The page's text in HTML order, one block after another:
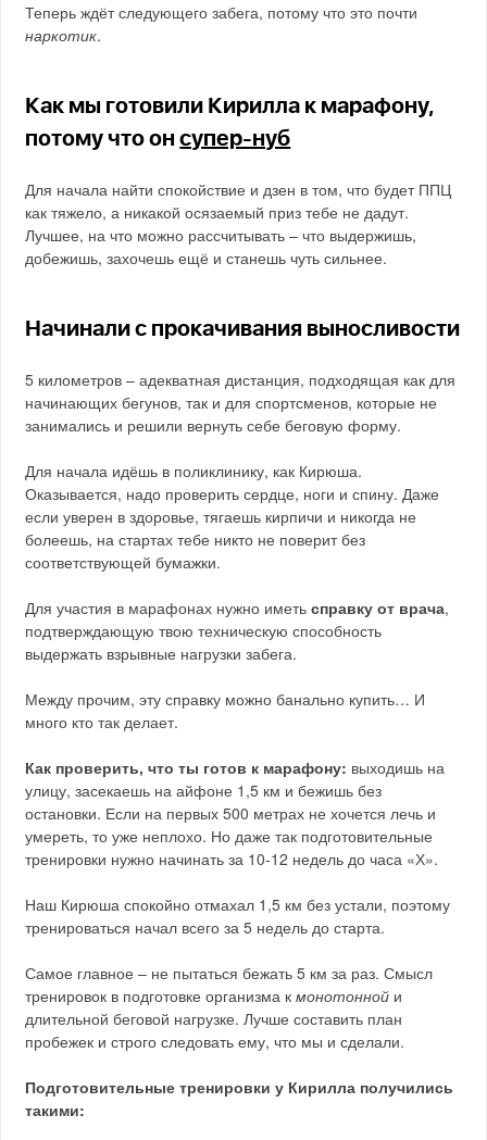
Теперь ждёт следующего забега, потому что это почти
наркотик.
Как мы готовили Кирилла к марафону,
потому что онсупер-нуб
Для начала найти спокойствие и дзен в том, что будет ППЦ
как тяжело, а никакой осязаемый приз тебе не дадут.
Лучшее, на что можно рассчитывать – что выдержишь,
добежишь, захочешь ещё и станешь чуть сильнее.
Начинали с прокачивания выносливости
5 километров – адекватная дистанция, подходящая как для
начинающих бегунов, так и для спортсменов, которые не
занимались и решили вернуть себе беговую форму.
Для начала идёшь в поликлинику, как Кирюша.
Оказывается, надо проверить сердце, ноги и спину. Даже
если уверен в здоровье, тягаешь кирпичи и никогда не
болеешь, на стартах тебе никто не поверит без
соответствующей бумажки.
Для участия в марафонах нужно иметьсправку от врача,
подтверждающую твою техническую способность
выдержать взрывные нагрузки забега.
Между прочим, эту справку можно банально купить… И
много кто так делает.
Как проверить, что ты готов к марафону: выходишь на
улицу, засекаешь на айфоне 1,5 км и бежишь без
остановки. Если на первых 500 метрах не хочется лечь и
умереть, то уже неплохо. Но даже так подготовительные
тренировки нужно начинать за 10-12 недель до часа «Х».
Наш Кирюша спокойно отмахал 1,5 км без устали, поэтому
тренироваться начал всего за 5 недель до старта.
Самое главное – не пытаться бежать 5 км за раз. Смысл
тренировок в подготовке организма кмонотонной и
длительной беговой нагрузке. Лучше составить план
пробежек и строго следовать ему, что мы и сделали.
Подготовительные тренировки у Кирилла получились
такими: